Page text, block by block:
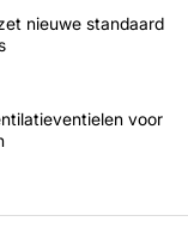
nieuwe standaard
voor